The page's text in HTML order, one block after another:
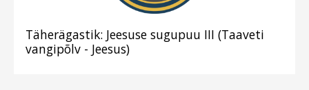
Täherägastik: Jeesuse sugupuu III (Taaveti
vangipõlv - Jeesus)